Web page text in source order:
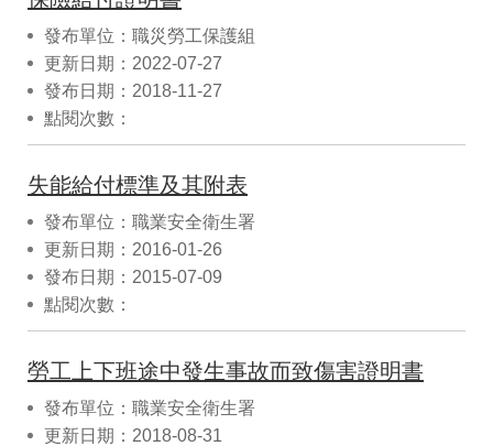
發布單位：職災勞工保護組
更新日期：2022-07-27
發布日期：2018-11-27
點閱次數：
失能給付標準及其附表
發布單位：職業安全衛生署
更新日期：2016-01-26
發布日期：2015-07-09
點閱次數：
勞工上下班途中發生事故而致傷害證明書
發布單位：職業安全衛生署
更新日期：2018-08-31